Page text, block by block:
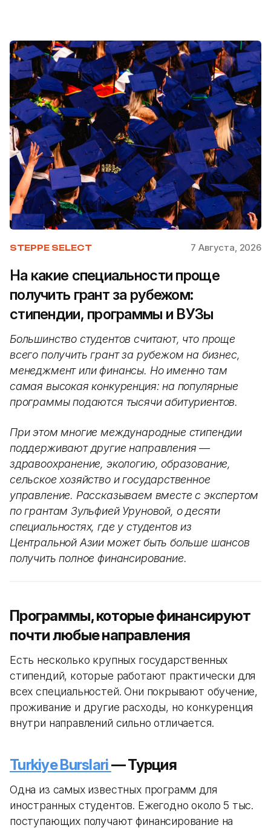
STEPPE SELECT 7 Августа, 2026
На какие специальности проще
получить грант за рубежом:
стипендии, программы и ВУЗы
Большинство студентов считают, что проще
всего получить грант за рубежом на бизнес,
менеджмент или финансы. Но именно там
самая высокая конкуренция: на популярные
программы подаются тысячи абитуриентов.
При этом многие международные стипендии
поддерживают другие направления —
здравоохранение, экологию, образование,
сельское хозяйство и государственное
управление. Рассказываем вместе с экспертом
по грантам Зульфией Уруновой, о десяти
специальностях, где у студентов из
Центральной Азии может быть больше шансов
получить полное финансирование.
Программы, которые финансируют
почти любые направления
Есть несколько крупных государственных
стипендий, которые работают практически для
всех специальностей. Они покрывают обучение,
проживание и другие расходы, но конкуренция
внутри направлений сильно отличается.
Turkiye Burslari— Турция
Одна из самых известных программ для
иностранных студентов. Ежегодно около 5 тыс.
поступающих получают финансирование на